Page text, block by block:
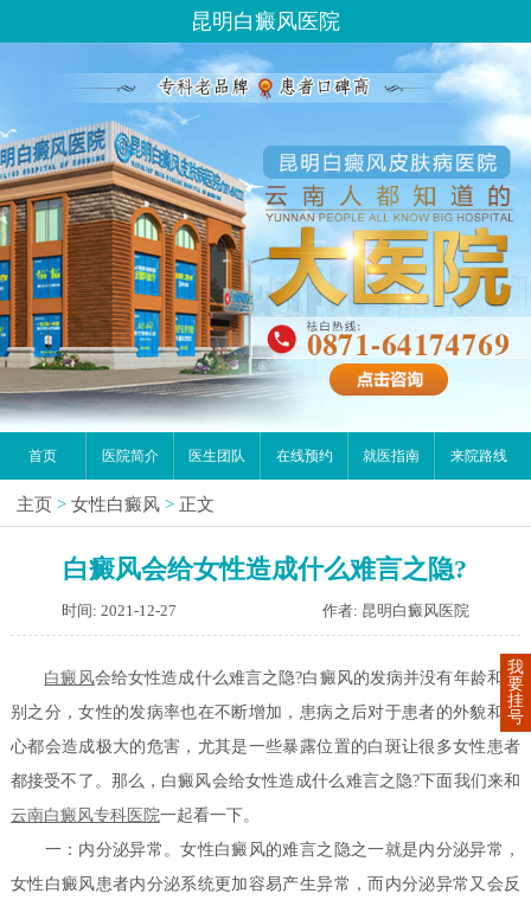
昆明白癜风医院
首页 医院简介 医生团队 在线预约 就医指南 来院路线
主页 > 女性白癜风 > 正文
白癜风会给女性造成什么难言之隐?
时间: 2021-12-27 作者: 昆明白癜风医院
白癜风会给女性造成什么难言之隐?白癜风的发病并没有年龄和性
别之分，女性的发病率也在不断增加，患病之后对于患者的外貌和身
心都会造成极大的危害，尤其是一些暴露位置的白斑让很多女性患者
都接受不了。那么，白癜风会给女性造成什么难言之隐?下面我们来和
云南白癜风专科医院一起看一下。
一：内分泌异常。女性白癜风的难言之隐之一就是内分泌异常，
女性白癜风患者内分泌系统更加容易产生异常，而内分泌异常又会反
我
要
挂
号